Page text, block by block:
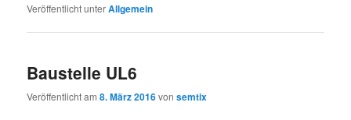
Veröffentlicht unterAllgemein
Baustelle UL6
Veröffentlicht am8. März 2016vonsemtix